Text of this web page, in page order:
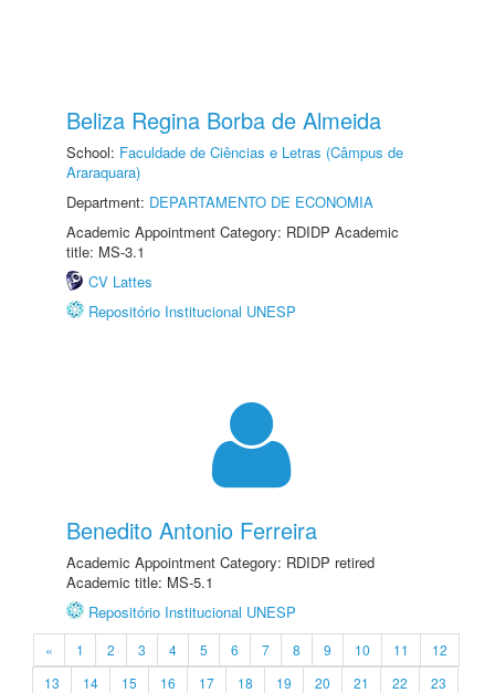
Beliza Regina Borba de Almeida
School: Faculdade de Ciências e Letras (Câmpus de
Araraquara)
Department: DEPARTAMENTO DE ECONOMIA
Academic Appointment Category: RDIDP Academic
title: MS-3.1
CV Lattes
Repositório Institucional UNESP
Benedito Antonio Ferreira
Academic Appointment Category: RDIDP retired
Academic title: MS-5.1
Repositório Institucional UNESP
« 1 2 3 4 5 6 7 8 9 10 11
12
13
14 15 16 17 18 19 20 21 22
23